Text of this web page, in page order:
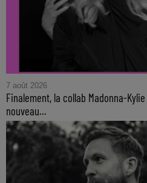
7 août 2026
Finalement, la collab Madonna-
nouveau...